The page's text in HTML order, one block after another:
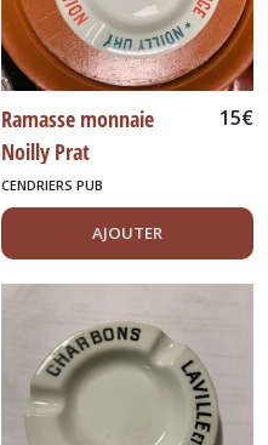
Ramasse monnaie
Noilly Prat
15€
CENDRIERS PUB
AJOUTER